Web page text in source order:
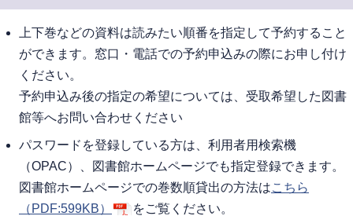
上下巻などの資料は読みたい順番を指定して予約すること
ができます。窓口・電話での予約申込みの際にお申し付け
ください。
予約申込み後の指定の希望については、受取希望した図書
館等へお問い合わせください
パスワードを登録している方は、利用者用検索機
（OPAC）、図書館ホームページでも指定登録できます。
図書館ホームページでの巻数順貸出の方法はこちら
（PDF:599KB）
をご覧ください。